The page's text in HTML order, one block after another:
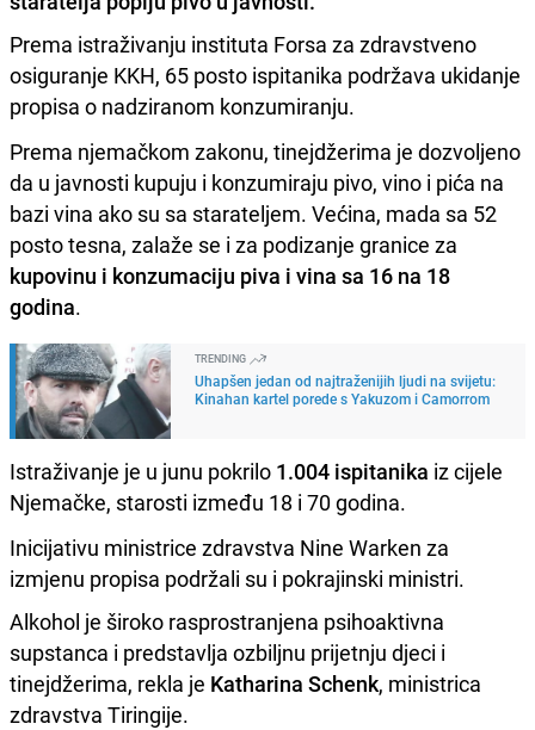
Prema istraživanju instituta Forsa za zdravstveno
osiguranje KKH, 65 posto ispitanika podržava ukidanje
propisa o nadziranom konzumiranju.
Prema njemačkom zakonu, tinejdžerima je dozvoljeno
da u javnosti kupuju i konzumiraju pivo, vino i pića na
bazi vina ako su sa starateljem. Većina, mada sa 52
posto tesna, zalaže se i za podizanje granice za
kupovinu i konzumaciju piva i vina sa 16 na 18
godina.
TRENDING
Uhapšen jedan od najtraženijih ljudi na svijetu:
Kinahan kartel porede s Yakuzom i Camorrom
Istraživanje je u junu pokrilo 1.004 ispitanika iz cijele
Njemačke, starosti između 18 i 70 godina.
Inicijativu ministrice zdravstva Nine Warken za
izmjenu propisa podržali su i pokrajinski ministri.
Alkohol je široko rasprostranjena psihoaktivna
supstanca i predstavlja ozbiljnu prijetnju djeci i
tinejdžerima, rekla je Katharina Schenk, ministrica
zdravstva Tiringije.